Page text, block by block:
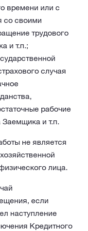
времени или с
со своими
трудового
и т.п.;
случая
рабочие
Заемщика и т.п.
не является
лица.
если
наступление
Кредитного